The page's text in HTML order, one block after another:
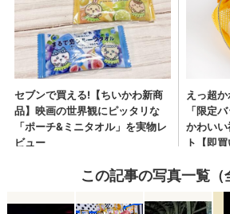
この記事の写真一覧（